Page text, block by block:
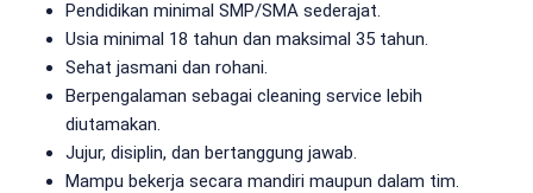
Pendidikan minimal SMP/SMA sederajat.
Usia minimal 18 tahun dan maksimal 35 tahun.
Sehat jasmani dan rohani.
Berpengalaman sebagai cleaning service lebih
diutamakan.
Jujur, disiplin, dan bertanggung jawab.
Mampu bekerja secara mandiri maupun dalam tim.